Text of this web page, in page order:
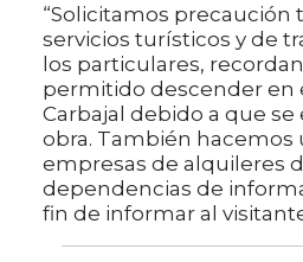
“Solicitamos precaución
servicios turísticos y de
los particulares,
permitido descender en
Carbajal debido a que
obra. También hacemos
empresas de alquileres
dependencias de
fin de informar al